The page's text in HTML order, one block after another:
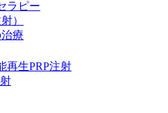
ラピー
）
療
再生PRP注射